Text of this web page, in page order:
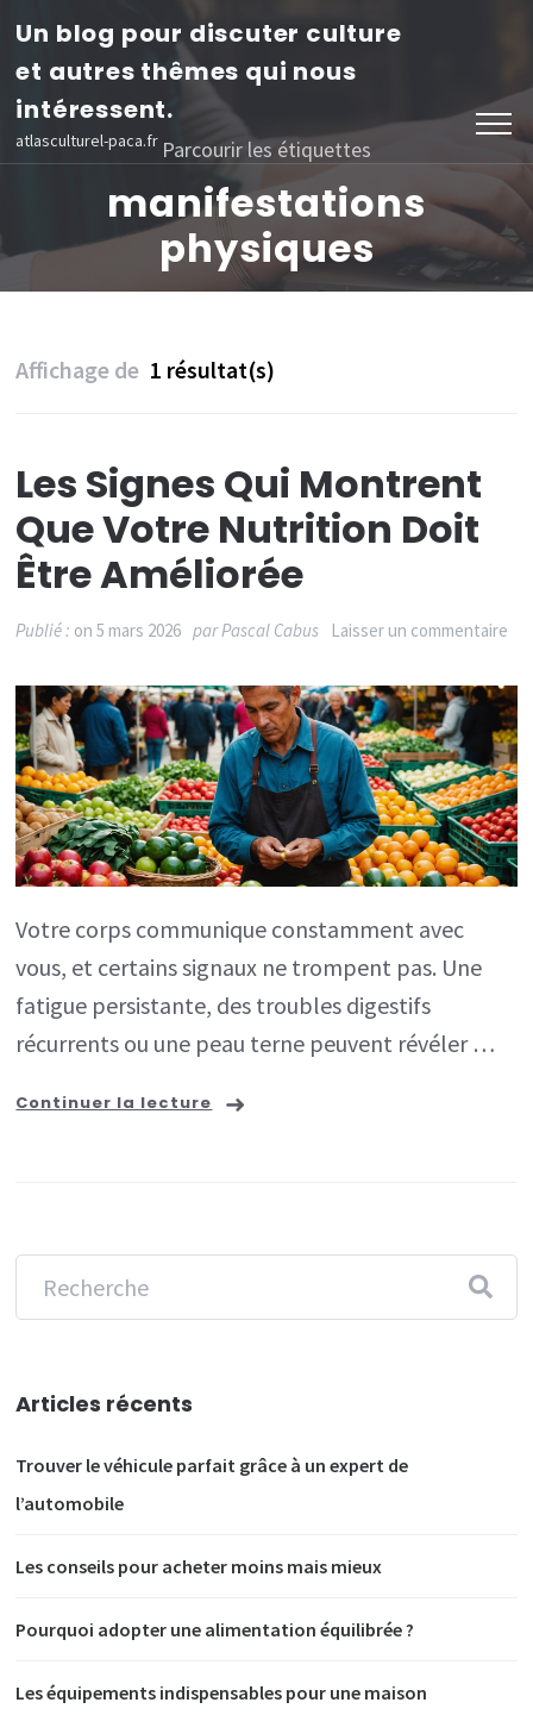
Aller
contenu
(Pressez
Entrée)
Un blog pour discuter culture
et autres thêmes qui nous
intéressent.
atlasculturel-paca.fr Parcourir les étiquettes
manifestations
physiques
Affichage de 1 résultat(s)
Les Signes Qui Montrent
Que Votre Nutrition Doit
Être Améliorée
Publié : on5 mars 2026 parPascal Cabus Laisser un commentaire
qui
Votre corps communique constamment avec
vous, et certains signaux ne trompent pas. Une
fatigue persistante, des troubles digestifs
récurrents ou une peau terne peuvent révéler …
Continuer la lecture
Articles récents
Trouver le véhicule parfait grâce à un expert de
l’automobile
Les conseils pour acheter moins mais mieux
Pourquoi adopter une alimentation équilibrée ?
Les équipements indispensables pour une maison